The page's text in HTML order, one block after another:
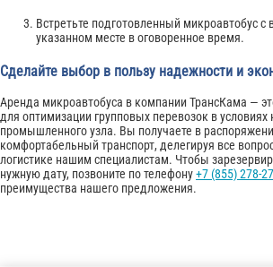
Встретьте подготовленный микроавтобус с
указанном месте в оговоренное время.
Сделайте выбор в пользу надежности и
Аренда микроавтобуса в компании ТрансКама —
для оптимизации групповых перевозок в условиях
промышленного узла. Вы получаете в
комфортабельный транспорт, делегируя все
логистике нашим специалистам. Чтобы
нужную дату, позвоните по телефону+7 (855) 278-
преимущества нашего предложения.